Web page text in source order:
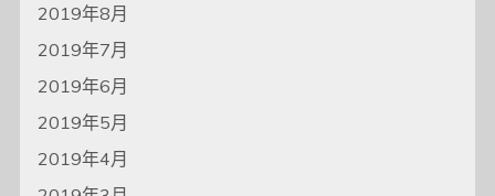
2019年8月
2019年7月
2019年6月
2019年5月
2019年4月